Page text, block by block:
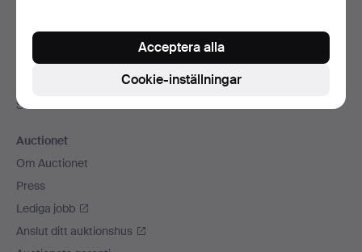
Alla auktionshus
Betalningsalternativ
Sociala medier
Auctionet
Om Auctionet
Press
Lediga jobb
Anslut ditt auktionshus
Cookie-inställningar
Acceptera alla